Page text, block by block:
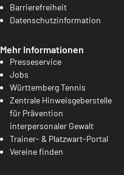
Barrierefreiheit
Datenschutzinformation
Mehr Informationen
Presseservice
Jobs
Württemberg Tennis
Zentrale Hinweisgeberstelle
für Prävention
interpersonaler Gewalt
Trainer- & Platzwart-Portal
Vereine finden